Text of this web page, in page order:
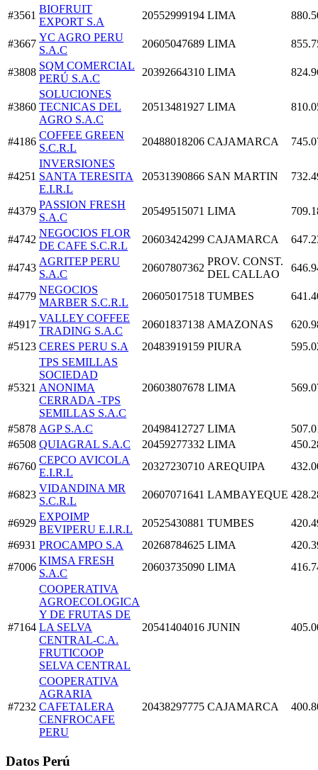
#3561
BIOFRUIT
EXPORT S.A
20552999194 LIMA
#3667
YC AGRO PERU
S.A.C
20605047689 LIMA
#3808
SQM COMERCIAL
PERÚ S.A.C
20392664310 LIMA
#3860
SOLUCIONES
TECNICAS DEL
AGRO S.A.C
20513481927 LIMA
#4186
COFFEE GREEN
S.C.R.L
20488018206 CAJAMARCA
#4251
INVERSIONES
SANTA TERESITA
E.I.R.L
20531390866 SAN MARTIN
#4379
PASSION FRESH
S.A.C
20549515071 LIMA
#4742
NEGOCIOS FLOR
DE CAFE S.C.R.L
20603424299 CAJAMARCA
#4743
AGRITEP PERU
S.A.C
20607807362
PROV. CONST.
DEL CALLAO
#4779
NEGOCIOS
MARBER S.C.R.L
20605017518 TUMBES
#4917
VALLEY COFFEE
TRADING S.A.C
20601837138 AMAZONAS
#5123 CERES PERU S.A 20483919159 PIURA
#5321
TPS SEMILLAS
SOCIEDAD
ANONIMA
CERRADA -TPS
SEMILLAS S.A.C
20603807678 LIMA
#5878 AGP S.A.C 20498412727 LIMA
#6508 QUIAGRAL S.A.C 20459277332 LIMA
#6760
CEPCO AVICOLA
E.I.R.L
20327230710 AREQUIPA
#6823
VIDANDINA MR
S.C.R.L
20607071641 LAMBAYEQUE
#6929
EXPOIMP
BEVIPERU E.I.R.L
20525430881 TUMBES
#6931 PROCAMPO S.A 20268784625 LIMA
#7006
KIMSA FRESH
S.A.C
20603735090 LIMA
#7164
COOPERATIVA
AGROECOLOGICA
Y DE FRUTAS DE
LA SELVA
CENTRAL-C.A.
FRUTICOOP
SELVA CENTRAL
20541404016 JUNIN
#7232
COOPERATIVA
AGRARIA
CAFETALERA
CENFROCAFE
PERU
20438297775 CAJAMARCA
Datos Perú